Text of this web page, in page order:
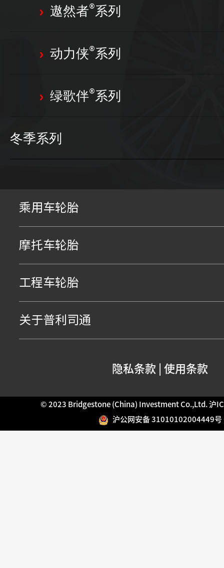
遨然者®系列
动力侠®系列
绿歌伴®系列
冬季系列
乘用车轮胎
摩托车轮胎
工程车轮胎
关于普利司通
隐私条款 | 使用条款
© 2023 Bridgestone (China) Investment Co.,Ltd.沪
沪公网安备 31010102004449号